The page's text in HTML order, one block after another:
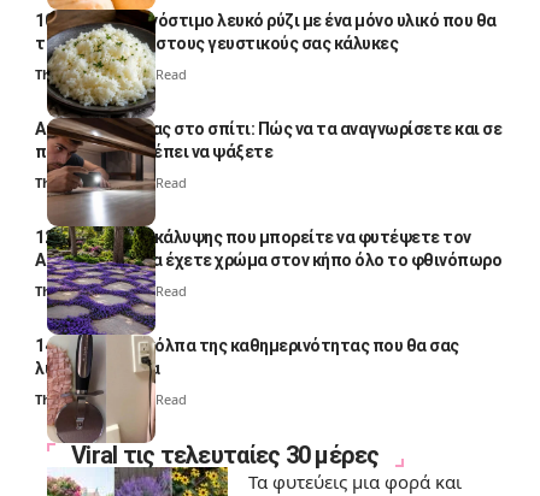
10 φορές ποιο νόστιμο λευκό ρύζι με ένα μόνο υλικό που θα
το απογειώσει στους γευστικούς σας κάλυκες
Thali Ombre4 Min Read
Αυγά κατσαρίδας στο σπίτι: Πώς να τα αναγνωρίσετε και σε
ποια σημεία πρέπει να ψάξετε
Thali Ombre4 Min Read
12 φυτά εδαφοκάλυψης που μπορείτε να φυτέψετε τον
Αύγουστο για να έχετε χρώμα στον κήπο όλο το φθινόπωρο
Thali Ombre7 Min Read
14 πανέξυπνα κόλπα της καθημερινότητας που θα σας
λύσουν τα χέρια
Thali Ombre 6 Min Read
Viral τις τελευταίες 30 μέρες
Τα φυτεύεις μια φορά και